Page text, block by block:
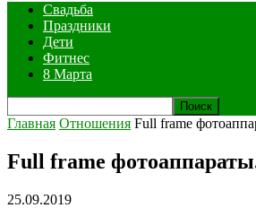
Свадьба
Праздники
Дети
Фитнес
8 Марта
Главная Отношения Full frame
Full frame
25.09.2019